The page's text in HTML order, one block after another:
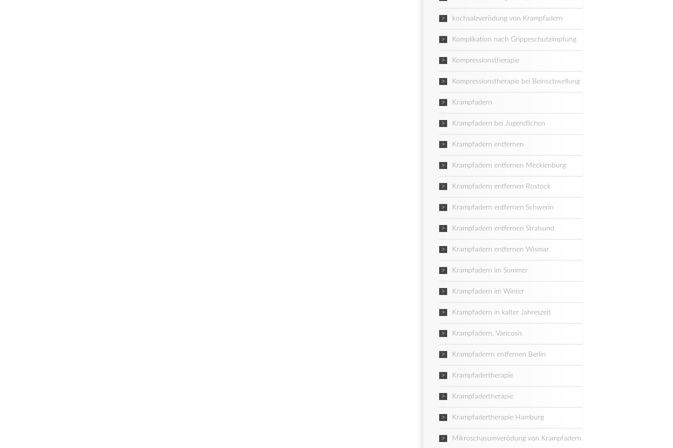
kochsalzverödung von Krampfadern
Komplikation nach Grippeschutzimpfung
Kompressionstherapie
Kompressionstherapie bei Beinschwellung
Krampfadern
Krampfadern bei Jugendlichen
Krampfadern entfernen
Krampfadern entfernen Mecklenburg
Krampfadern entfernen Rostock
Krampfadern entfernen Schwerin
Krampfadern entfernen Stralsund
Krampfadern entfernen Wismar
Krampfadern im Sommer
Krampfadern im Winter
Krampfadern in kalter Jahreszeit
Krampfadern, Varicosis
Krampfaderrn entfernen Berlin
Krampfadertherapie
Krampfadertherapie
Krampfadertherapie Hamburg
Mikroschasumverödung von Krampfadern